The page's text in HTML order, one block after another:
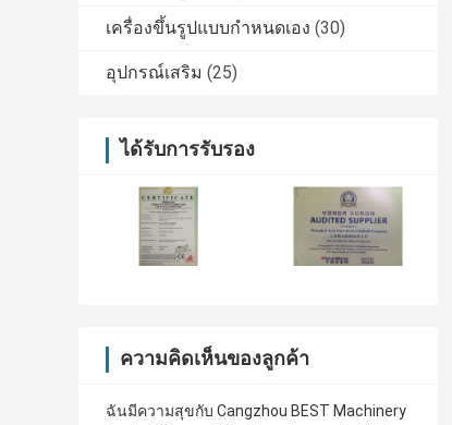
เครื่องขึ้นรูปแบบกำหนดเอง (30)
อุปกรณ์เสริม (25)
ได้รับการรับรอง
ความคิดเห็นของลูกค้า
ฉันมีความสุขกับ Cangzhou BEST Machinery